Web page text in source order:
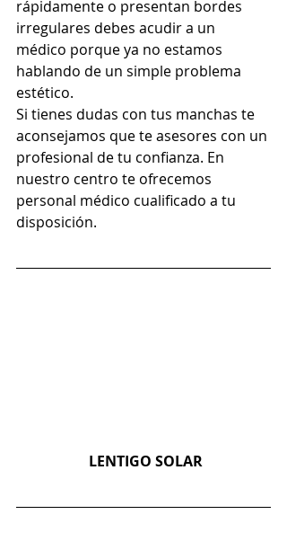
rápidamente o presentan bordes
irregulares debes acudir a un
médico porque ya no estamos
hablando de un simple problema
estético.
Si tienes dudas con tus manchas te
aconsejamos que te asesores con un
profesional de tu confianza. En
nuestro centro te ofrecemos
personal médico cualificado a tu
disposición.
LENTIGO SOLAR